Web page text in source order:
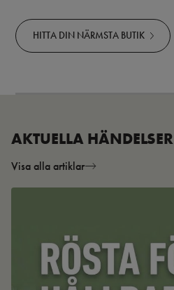
HITTA DIN NÄRMSTA BUTIK
AKTUELLA HÄNDELSER
Visa alla artiklar